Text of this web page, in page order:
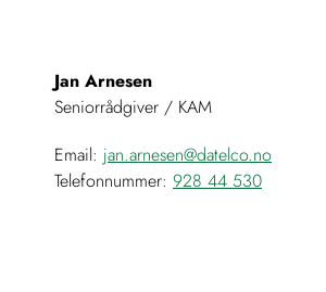
Jan Arnesen
Seniorrådgiver / KAM
Email: jan.arnesen@datelco.no
Telefonnummer: 928 44 530